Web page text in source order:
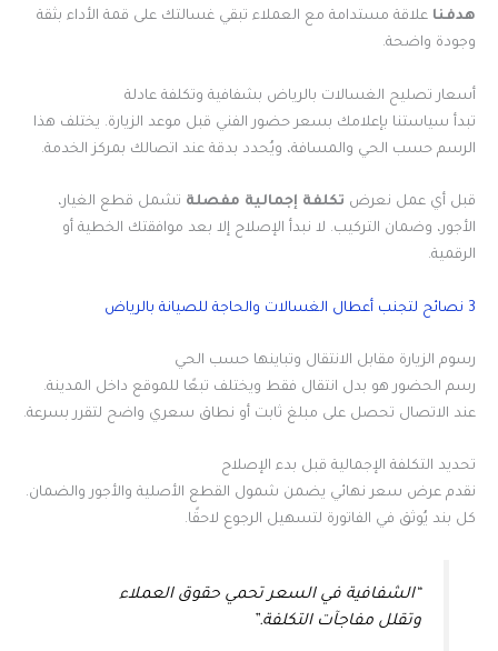
هدفنا علاقة مستدامة مع العملاء تبقي غسالتك على قمة الأداء بثقة
وجودة واضحة.
أسعار تصليح الغسالات بالرياض بشفافية وتكلفة عادلة
تبدأ سياستنا بإعلامك بسعر حضور الفني قبل موعد الزيارة. يختلف هذا
الرسم حسب الحي والمسافة، ويُحدد بدقة عند اتصالك بمركز الخدمة.
قبل أي عمل نعرض تكلفة إجمالية مفصلة تشمل قطع الغيار،
الأجور، وضمان التركيب. لا نبدأ الإصلاح إلا بعد موافقتك الخطية أو
الرقمية.
3 نصائح لتجنب أعطال الغسالات والحاجة للصيانة بالرياض
رسوم الزيارة مقابل الانتقال وتباينها حسب الحي
رسم الحضور هو بدل انتقال فقط ويختلف تبعًا للموقع داخل المدينة.
عند الاتصال تحصل على مبلغ ثابت أو نطاق سعري واضح لتقرر بسرعة.
تحديد التكلفة الإجمالية قبل بدء الإصلاح
نقدم عرض سعر نهائي يضمن شمول القطع الأصلية والأجور والضمان.
كل بند يُوثق في الفاتورة لتسهيل الرجوع لاحقًا.
“الشفافية في السعر تحمي حقوق العملاء
وتقلل مفاجآت التكلفة.”